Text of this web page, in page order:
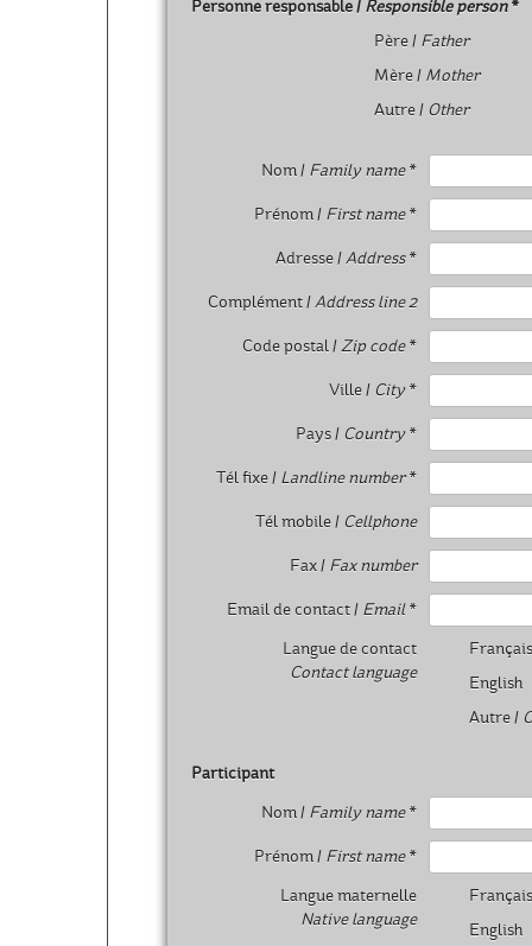
Personne responsable / Responsible person*
Père / Father
Mère / Mother
Autre / Other
Nom / Family name*
Prénom / First name*
Adresse /Address*
Complément /Address line 2
Code postal /Zip code*
Ville / City*
Pays / Country*
Tél fixe / Landline number*
Tél mobile / Cellphone
Fax / Fax number
Email de contact / Email*
Langue de contact
Contact language
Français
English
Autre /
Participant
Nom / Family name*
Prénom / First name*
Langue maternelle
Native language
Français
English